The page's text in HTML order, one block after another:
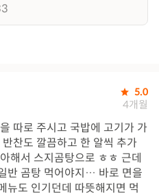
5.0
4개월
따로 주시고 국밥에 고기가 가
찬도 깔끔하고 한 알씩 추가
해서 스지곰탕으로 ㅎㅎ 근데
반 곰탕 먹어야지… 바로 면을
뉴도 인기던데 따뜻해지면 먹